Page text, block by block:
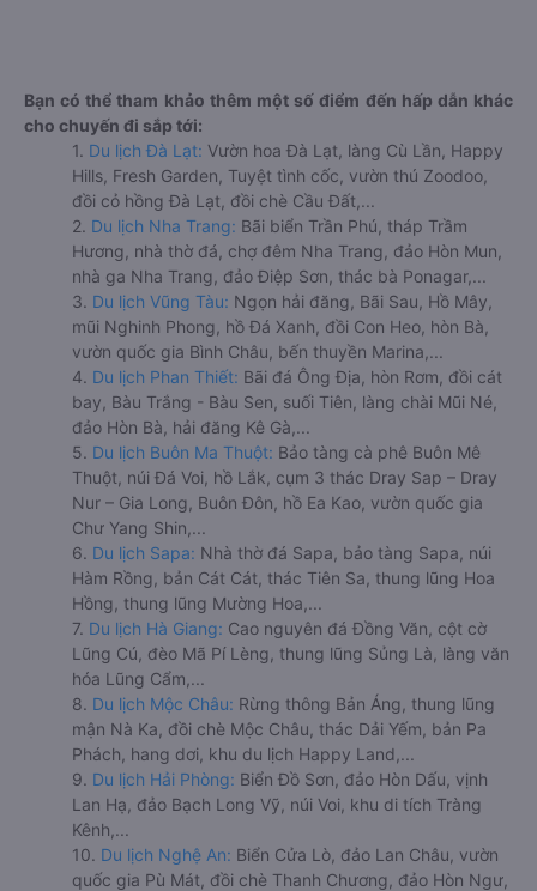
Bạn có thể tham khảo thêm một số điểm đến hấp dẫn khác
cho chuyến đi sắp tới:
1. Du lịch Đà Lạt: Vườn hoa Đà Lạt, làng Cù Lần, Happy
Hills, Fresh Garden, Tuyệt tình cốc, vườn thú Zoodoo,
đồi cỏ hồng Đà Lạt, đồi chè Cầu Đất,...
2. Du lịch Nha Trang: Bãi biển Trần Phú, tháp Trầm
Hương, nhà thờ đá, chợ đêm Nha Trang, đảo Hòn Mun,
nhà ga Nha Trang, đảo Điệp Sơn, thác bà Ponagar,...
3. Du lịch Vũng Tàu: Ngọn hải đăng, Bãi Sau, Hồ Mây,
mũi Nghinh Phong, hồ Đá Xanh, đồi Con Heo, hòn Bà,
vườn quốc gia Bình Châu, bến thuyền Marina,...
4. Du lịch Phan Thiết: Bãi đá Ông Địa, hòn Rơm, đồi cát
bay, Bàu Trắng - Bàu Sen, suối Tiên, làng chài Mũi Né,
đảo Hòn Bà, hải đăng Kê Gà,...
5. Du lịch Buôn Ma Thuột: Bảo tàng cà phê Buôn Mê
Thuột, núi Đá Voi, hồ Lắk, cụm 3 thác Dray Sap – Dray
Nur – Gia Long, Buôn Đôn, hồ Ea Kao, vườn quốc gia
Chư Yang Shin,...
6. Du lịch Sapa: Nhà thờ đá Sapa, bảo tàng Sapa, núi
Hàm Rồng, bản Cát Cát, thác Tiên Sa, thung lũng Hoa
Hồng, thung lũng Mường Hoa,...
7. Du lịch Hà Giang: Cao nguyên đá Đồng Văn, cột cờ
Lũng Cú, đèo Mã Pí Lèng, thung lũng Sủng Là, làng văn
hóa Lũng Cẩm,...
8. Du lịch Mộc Châu: Rừng thông Bản Áng, thung lũng
mận Nà Ka, đồi chè Mộc Châu, thác Dải Yếm, bản Pa
Phách, hang dơi, khu du lịch Happy Land,...
9. Du lịch Hải Phòng: Biển Đồ Sơn, đảo Hòn Dấu, vịnh
Lan Hạ, đảo Bạch Long Vỹ, núi Voi, khu di tích Tràng
Kênh,...
10. Du lịch Nghệ An: Biển Cửa Lò, đảo Lan Châu, vườn
quốc gia Pù Mát, đồi chè Thanh Chương, đảo Hòn Ngư,